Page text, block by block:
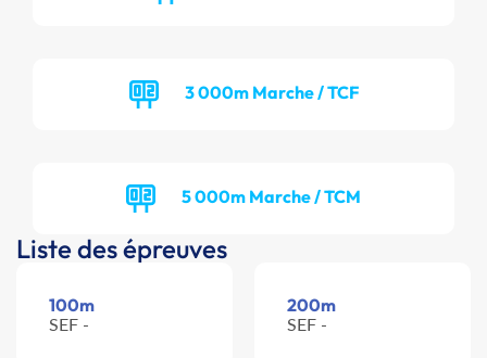
3 000m Marche / TCF
5 000m Marche / TCM
Liste des épreuves
100m
SEF -
200m
SEF -